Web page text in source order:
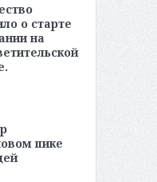
о старте
на
пике